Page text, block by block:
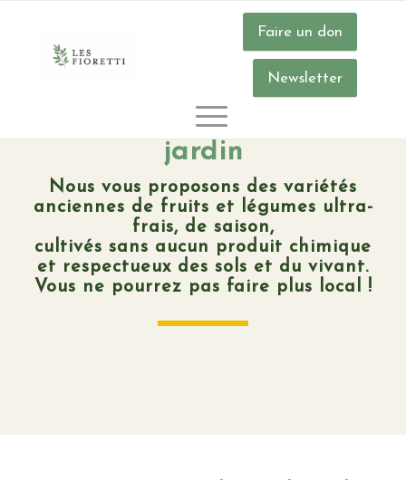
Faire un don
Newsletter
Vente de plants,
légumes et fruits du
jardin
Nous vous proposons des variétés
anciennes de fruits et légumes ultra-
frais, de saison,
cultivés sans aucun produit chimique
et respectueux des sols et du vivant.
Vous ne pourrez pas faire plus local !